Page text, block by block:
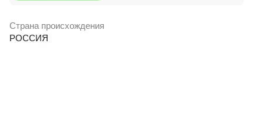
Страна происхождения
РОССИЯ